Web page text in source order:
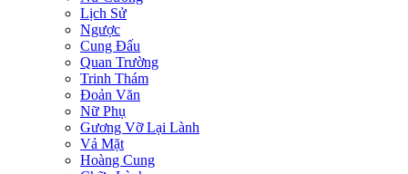
Lịch Sử
Ngược
Cung Đấu
Quan Trường
Trinh Thám
Đoản Văn
Nữ Phụ
Gương Vỡ Lại Lành
Vả Mặt
Hoàng Cung